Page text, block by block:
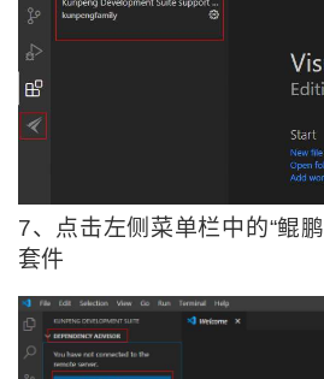
7、 点击左侧菜单栏中的“鲲鹏
套件